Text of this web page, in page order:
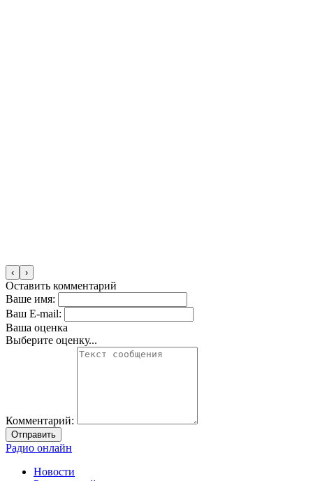
‹ ›
Оставить комментарий
Ваше имя:
Ваш E-mail:
Ваша оценка
Выберите оценку...
Комментарий:
Отправить
Радио онлайн
Новости